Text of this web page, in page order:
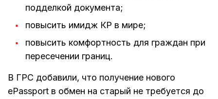
подделкой документа;
повысить имидж КР в мире;
повысить комфортность для граждан при
пересечении границ.
В ГРС добавили, что получение нового
ePassport в обмен на старый не требуется до